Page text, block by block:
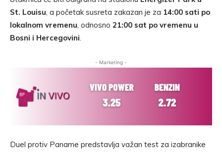
St. Louisu, a početak susreta zakazan je za 14:00 sati po
lokalnom vremenu, odnosno 21:00 sat po vremenu u
Bosni i Hercegovini.
- Marketing -
Duel protiv Paname predstavlja važan test za izabranike